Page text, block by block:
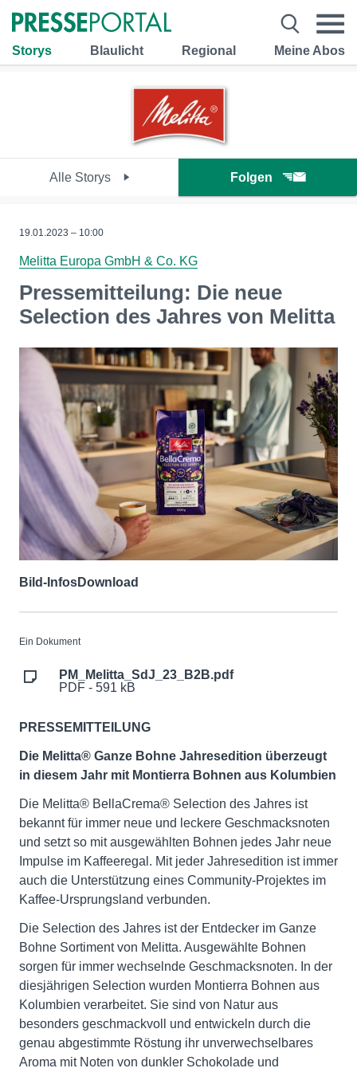
Storys Blaulicht Regional Meine Abos
Alle Storys Folgen
19.01.2023 – 10:00
Melitta Europa GmbH & Co. KG
Pressemitteilung: Die neue
Selection des Jahres von Melitta
Bild-InfosDownload
Ein Dokument
PM_Melitta_SdJ_23_B2B.pdf
PDF - 591 kB
PRESSEMITTEILUNG
Die Melitta® Ganze Bohne Jahresedition überzeugt
in diesem Jahr mit Montierra Bohnen aus Kolumbien
Die Melitta® BellaCrema® Selection des Jahres ist
bekannt für immer neue und leckere Geschmacksnoten
und setzt so mit ausgewählten Bohnen jedes Jahr neue
Impulse im Kaffeeregal. Mit jeder Jahresedition ist immer
auch die Unterstützung eines Community-Projektes im
Kaffee-Ursprungsland verbunden.
Die Selection des Jahres ist der Entdecker im Ganze
Bohne Sortiment von Melitta. Ausgewählte Bohnen
sorgen für immer wechselnde Geschmacksnoten. In der
diesjährigen Selection wurden Montierra Bohnen aus
Kolumbien verarbeitet. Sie sind von Natur aus
besonders geschmackvoll und entwickeln durch die
genau abgestimmte Röstung ihr unverwechselbares
Aroma mit Noten von dunkler Schokolade und